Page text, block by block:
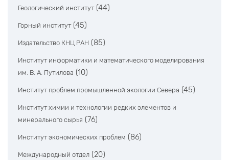
Геологический институт (44)
Горный институт (45)
Издательство КНЦ РАН (85)
Институт информатики и математического моделирования
им. В. А. Путилова (10)
Институт проблем промышленной экологии Севера (45)
Институт химии и технологии редких элементов и
минерального сырья (76)
Институт экономических проблем (86)
Международный отдел (20)